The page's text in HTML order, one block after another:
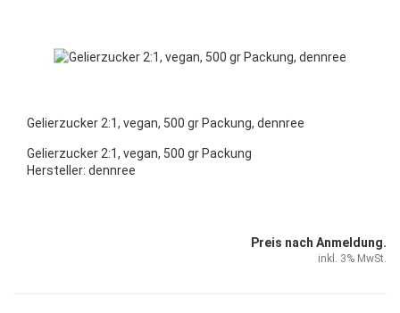
Gelierzucker 2:1, vegan, 500 gr Packung, dennree
Gelierzucker 2:1, vegan, 500 gr Packung
Hersteller: dennree
Preis nach Anmeldung.
inkl. 3% MwSt.